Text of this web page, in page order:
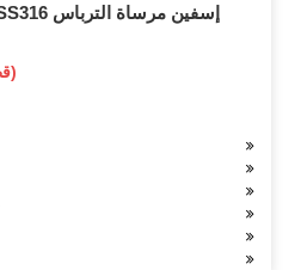
الفولاذ المقاوم للصدأ SS 304 SS316 إسفين مرساة الترباس
US $ 0.05-0.2 / قطعة (سعر فوب)